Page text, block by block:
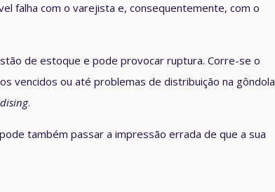
falha com o varejista e, consequentemente, com o
de estoque e pode provocar ruptura. Corre-se o
vencidos ou até problemas de distribuição na gôndola
.
também passar a impressão errada de que a sua